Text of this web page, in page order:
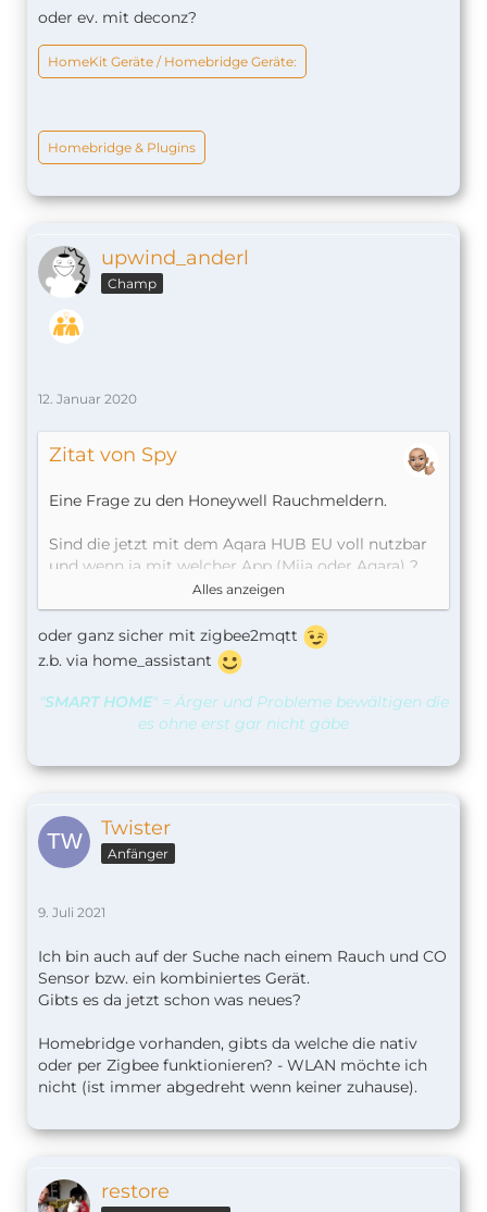
oder ev. mit deconz?
HomeKit Geräte / Homebridge Geräte:
Homebridge & Plugins
upwind_anderl
Champ
12. Januar 2020
Zitat von Spy
Eine Frage zu den Honeywell Rauchmeldern.
Sind die jetzt mit dem Aqara HUB EU voll nutzbar
und wenn ja mit welcher App (Mija oder Aqara) ?
oder laufen die nur mit dem chinesischen Hub??
oder ev. mit deconz?
Alles anzeigen
oder ganz sicher mit zigbee2mqtt
z.b. via home_assistant
"SMART HOME" = Ärger und Probleme bewältigen die
es ohne erst gar nicht gäbe
Twister
Anfänger
9. Juli 2021
Ich bin auch auf der Suche nach einem Rauch und CO
Sensor bzw. ein kombiniertes Gerät.
Gibts es da jetzt schon was neues?
Homebridge vorhanden, gibts da welche die nativ
oder per Zigbee funktionieren? - WLAN möchte ich
nicht (ist immer abgedreht wenn keiner zuhause).
restore